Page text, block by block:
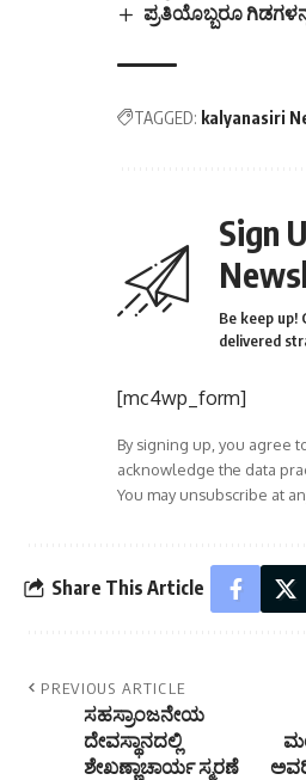
ಪ್ರತಿಯೊಬ್ಬರೂ
TAGGED: kalyanasiri
Sign
Be keep up!
delivered
[mc4wp_form]
By signing up, you agree
acknowledge the data
You may unsubscribe at
Share This Article
PREVIOUS ARTICLE
ಸಹಸ್ರಾಂಜನೇಯ
ದೇವಸ್ಥಾನದಲ್ಲಿ
ಶೇಖಣ್ಣಾಚಾರ್ಯ ಸ್ಮರಣೆ